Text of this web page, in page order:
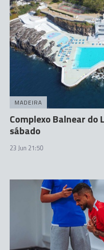
MADEIRA
Complexo Balnear do
sábado
23 Jun 21:50